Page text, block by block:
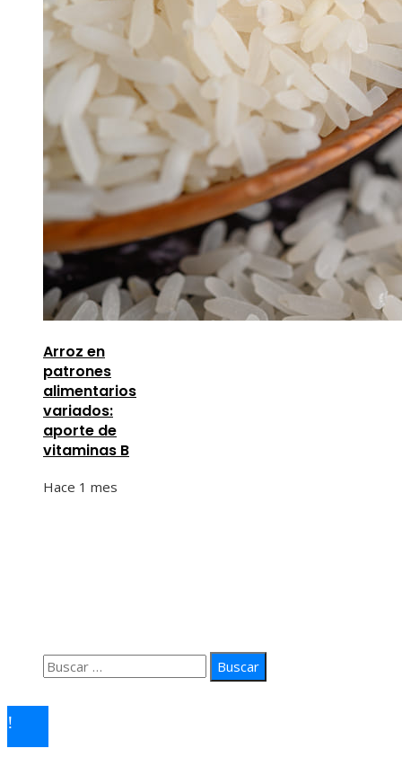
Arroz en
patrones
alimentarios
variados:
aporte de
vitaminas B
Hace 1 mes
Buscar: